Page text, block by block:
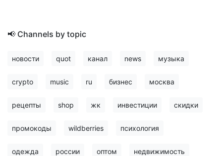
📢 Channels by topic
новости quot канал news музыка
crypto music ru бизнес москва
рецепты shop жк инвестиции скидки
промокоды wildberries психология
одежда россии оптом недвижимость